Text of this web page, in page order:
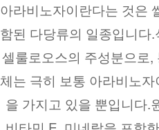
아라비노자이란다는 것은
함된 다당류의 일종입니다
셀룰로오스의 주성분으로
체는 극히 보통 아라비노
을 가지고 있을 뿐입니다.